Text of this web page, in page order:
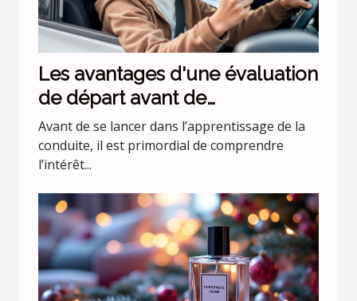
Les avantages d'une évaluation
de départ avant de
commencer les leçons de
conduite
Avant de se lancer dans l’apprentissage de la
conduite, il est primordial de comprendre
l’intérêt...